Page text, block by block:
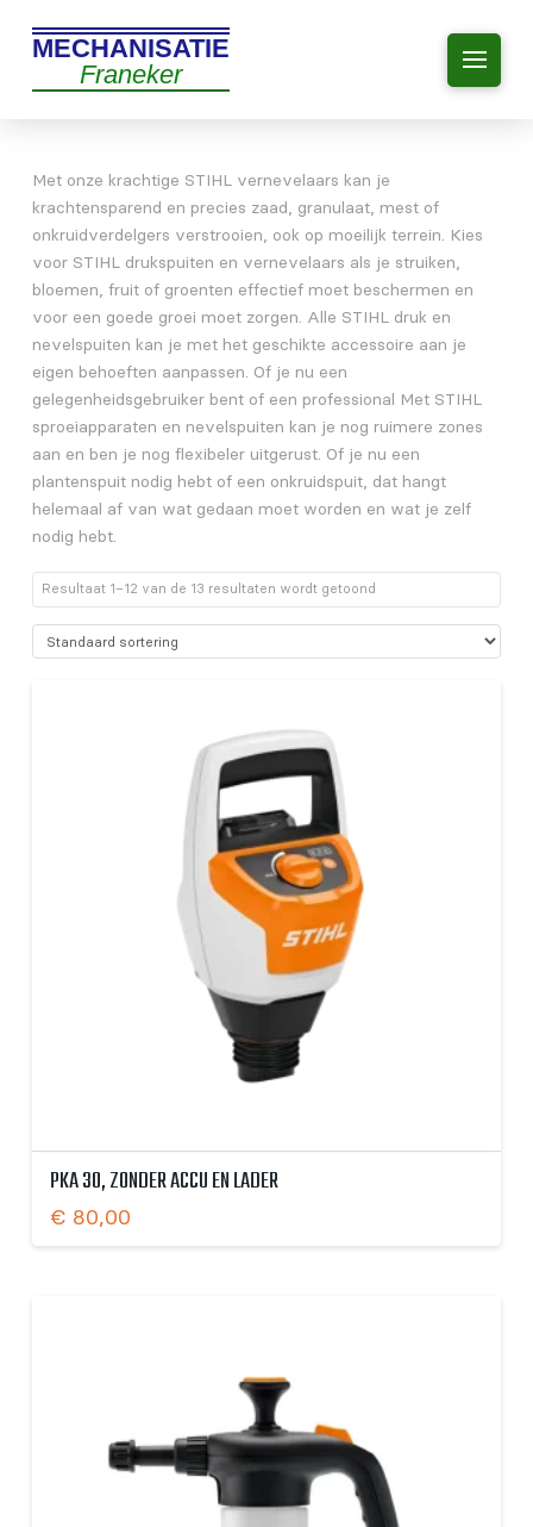
MECHANISATIE
Franeker
Met onze krachtige STIHL vernevelaars kan je
krachtensparend en precies zaad, granulaat, mest of
onkruidverdelgers verstrooien, ook op moeilijk terrein. Kies
voor STIHL drukspuiten en vernevelaars als je struiken,
bloemen, fruit of groenten effectief moet beschermen en
voor een goede groei moet zorgen. Alle STIHL druk en
nevelspuiten kan je met het geschikte accessoire aan je
eigen behoeften aanpassen. Of je nu een
gelegenheidsgebruiker bent of een professional Met STIHL
sproeiapparaten en nevelspuiten kan je nog ruimere zones
aan en ben je nog flexibeler uitgerust. Of je nu een
plantenspuit nodig hebt of een onkruidspuit, dat hangt
helemaal af van wat gedaan moet worden en wat je zelf
nodig hebt.
Resultaat 1–12 van de 13 resultaten wordt getoond
PKA 30, ZONDER ACCU EN LADER
€ 80,00